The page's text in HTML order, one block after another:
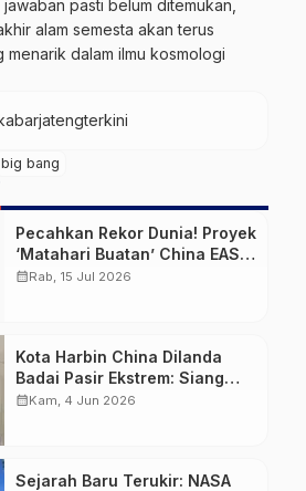
pasti belum ditemukan,
alam semesta akan terus
menarik dalam ilmu kosmologi
big bang
Pecahkan Rekor Dunia! Proyek
‘Matahari Buatan’ China EAST
Sukses Uji Dua Magnet
calendar_monthRab, 15 Jul 2026
Kota Harbin China Dilanda
Badai Pasir Ekstrem: Siang
Hari Berubah Gelap Gulita
calendar_monthKam, 4 Jun 2026
Sejarah Baru Terukir: NASA